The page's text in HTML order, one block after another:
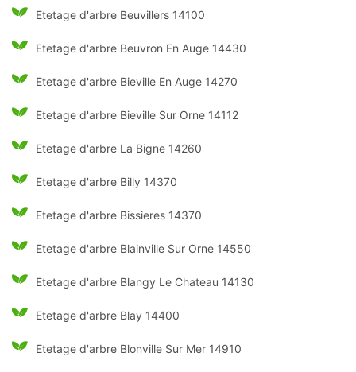
Etetage d'arbre Beuvillers 14100
Etetage d'arbre Beuvron En Auge 14430
Etetage d'arbre Bieville En Auge 14270
Etetage d'arbre Bieville Sur Orne 14112
Etetage d'arbre La Bigne 14260
Etetage d'arbre Billy 14370
Etetage d'arbre Bissieres 14370
Etetage d'arbre Blainville Sur Orne 14550
Etetage d'arbre Blangy Le Chateau 14130
Etetage d'arbre Blay 14400
Etetage d'arbre Blonville Sur Mer 14910